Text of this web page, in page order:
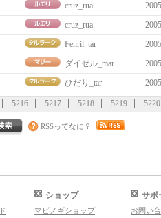
cruz_rua
cruz_rua
Fenril_tar
ダイゼル_mar
ひだり_tar
5216 5217 5218 5219 5220
RSSってなに？
ショップ
マビノギショップ
サポ
お問い